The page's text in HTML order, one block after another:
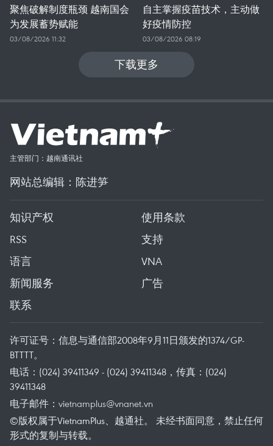
聚焦破解制度瓶颈 越南国会
为发展蓄势赋能
03/08/2026 11:32
自主掌握疫苗技术，主动做
好疫情防控
03/08/2026 08:19
下载更多
主管部门：越南通讯社
网站总编辑：陈进笋
知识产权
使用条款
RSS
支持
语言
VNA
新闻服务
广告
联系
许可证号：信息与通信部2008年9月11日颁发的1374/GP-
BTTTT。
电话：(024) 39411349 - (024) 39411348，传真：(024)
39411348
电子邮件： vietnamplus@vnanet.vn
©版权属于VietnamPlus、越通社。 未经书面同意，禁止任何
形式的复制与转载。